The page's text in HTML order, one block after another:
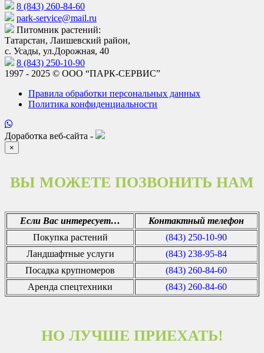
8 (843) 260-84-60
park-service@mail.ru
Питомник растений:
Татарстан, Лаишевский район,
с. Усады, ул.Дорожная, 40
8 (843) 250-10-90
1997 - 2025 © ООО “ПАРК-СЕРВИС”
Правила обработки персональных данных
Политика конфиденциальности
Доработка веб-сайта -
×
ВЫ МОЖЕТЕ ПОЗВОНИТЬ НАМ
Если Вас интересует…
Контактный телефон
Покупка растений
(843) 250-10-90
Ландшафтные услуги
(843) 238-95-84
Посадка крупномеров
(843) 260-84-60
Аренда спецтехники
(843) 260-84-60
НО ЛУЧШЕ ПРИЕХАТЬ!